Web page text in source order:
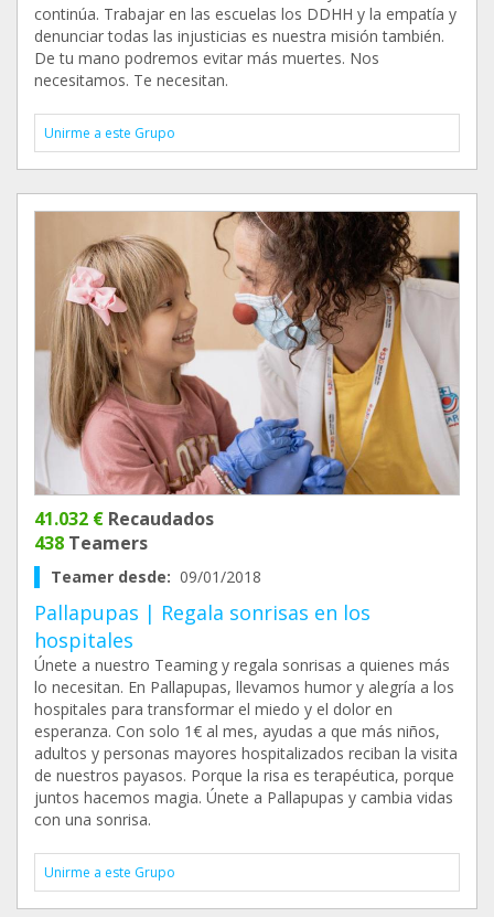
continúa. Trabajar en las escuelas los DDHH y la empatía y
denunciar todas las injusticias es nuestra misión también.
De tu mano podremos evitar más muertes. Nos
necesitamos. Te necesitan.
Unirme a este Grupo
41.032 € Recaudados
438 Teamers
Teamer desde: 09/01/2018
Pallapupas | Regala sonrisas en los
hospitales
Únete a nuestro Teaming y regala sonrisas a quienes más
lo necesitan. En Pallapupas, llevamos humor y alegría a los
hospitales para transformar el miedo y el dolor en
esperanza. Con solo 1€ al mes, ayudas a que más niños,
adultos y personas mayores hospitalizados reciban la visita
de nuestros payasos. Porque la risa es terapéutica, porque
juntos hacemos magia. Únete a Pallapupas y cambia vidas
con una sonrisa.
Unirme a este Grupo